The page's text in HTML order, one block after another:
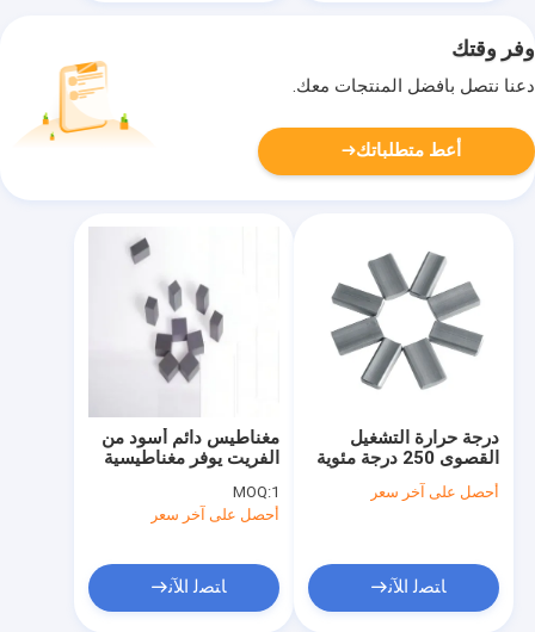
وفر وقتك
دعنا نتصل بأفضل المنتجات معك.
أعط متطلباتك
مغناطيس دائم أسود من
الفريت يوفر مغناطيسية
تسلا مكونات مغناطيسية
للصناعة والأتمتة
MOQ:1
أحصل على آخر سعر
ﺎﺘﺼﻟ ﺍﻶﻧ
درجة حرارة التشغيل
القصوى 250 درجة مئوية
مغناطيس فيريت مُلبّد
للاستخدام الصناعي
أحصل على آخر سعر
ﺎﺘﺼﻟ ﺍﻶﻧ